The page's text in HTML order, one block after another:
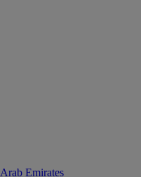
Emirates